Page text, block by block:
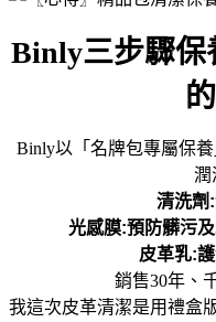
Binly三步驟保
Binly以「名牌包專屬保
潤
清洗劑
光感膜:預防髒污
皮革乳:
銷售30年、
我這次皮革清潔是用禮盒